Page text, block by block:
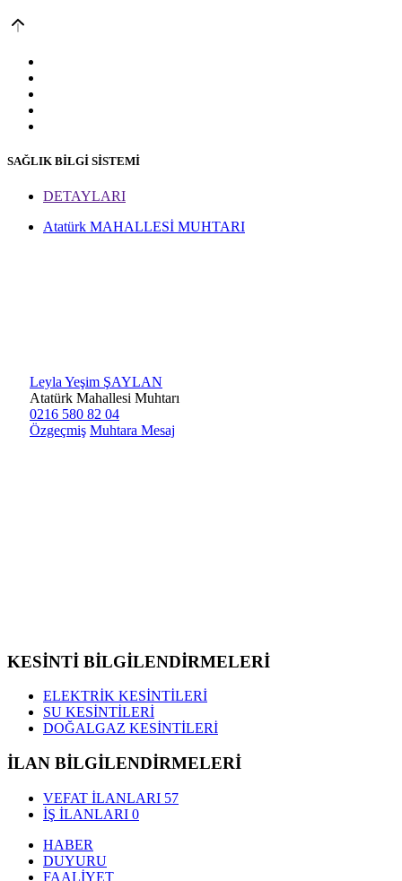
SAĞLIK BİLGİ SİSTEMİ
DETAYLARI
Atatürk MAHALLESİ MUHTARI
Leyla Yeşim ŞAYLAN
Atatürk Mahallesi Muhtarı
0216 580 82 04
Özgeçmiş Muhtara Mesaj
KESİNTİ BİLGİLENDİRMELERİ
ELEKTRİK KESİNTİLERİ
SU KESİNTİLERİ
DOĞALGAZ KESİNTİLERİ
İLAN BİLGİLENDİRMELERİ
VEFAT İLANLARI 57
İŞ İLANLARI 0
HABER
DUYURU
FAALİYET